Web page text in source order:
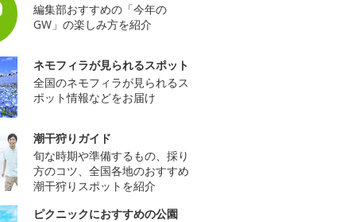
編集部おすすめの「今年の
GW」の楽しみ方を紹介
ネモフィラが見られるスポット
全国のネモフィラが見られるス
ポット情報などをお届け
潮干狩りガイド
旬な時期や準備するもの、採り
方のコツ、全国各地のおすすめ
潮干狩りスポットを紹介
ピクニックにおすすめの公園